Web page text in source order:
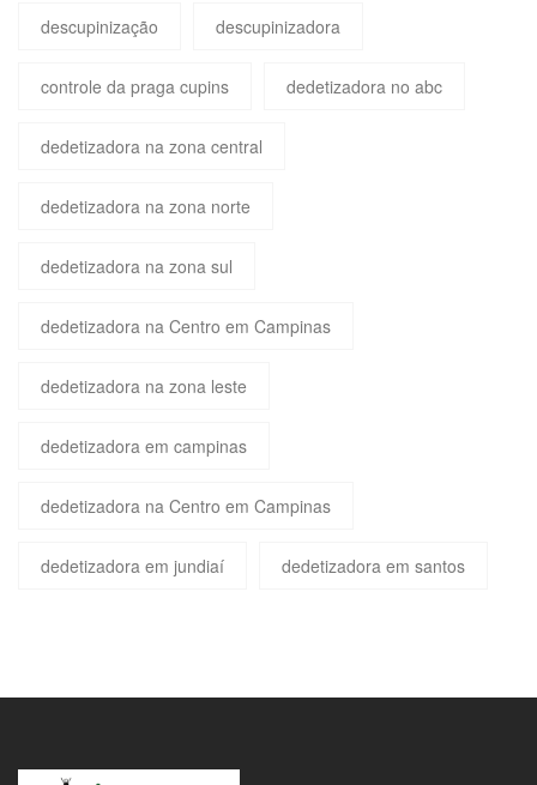
descupinização descupinizadora
controle da praga cupins dedetizadora no abc
dedetizadora na zona central
dedetizadora na zona norte
dedetizadora na zona sul
dedetizadora na Centro em Campinas
dedetizadora na zona leste
dedetizadora em campinas
dedetizadora na Centro em Campinas
dedetizadora em jundiaí dedetizadora em santos